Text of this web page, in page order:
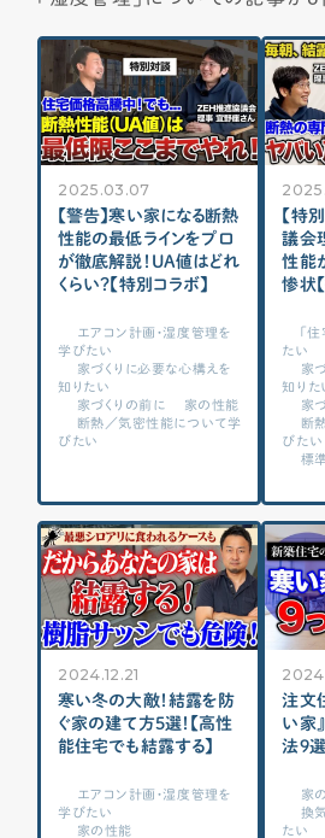
土地探し
間取り
契約後の注意点
時事ネタ・裏話
CONTENTS
コンテンツから探す
記事で学ぶ
動画で学ぶ
用語解説で学ぶ
SUPPORT
サポート
せやま印工務店プロジェクト
お役立ちツール
OTHER
せやまのきもち
工務店の方へ
2025.03.07
【警告】寒い家になる断熱
性能の最低ラインをプロ
が徹底解説！UA値はどれ
くらい？【特別コラボ】
エアコン計画・湿度管理を
学びたい
家づくりに必要な心構えを
知りたい
家づくりの前に
家の性能
断熱／気密性能について学
びたい
【特
議会
性能
惨状
「
たい
家
知りた
家
断
びたい
標
2024.12.21
寒い冬の大敵！結露を防
ぐ家の建て方5選！【高性
能住宅でも結露する】
エアコン計画・湿度管理を
学びたい
家の性能
注文
い家
法9選
家
換
たい